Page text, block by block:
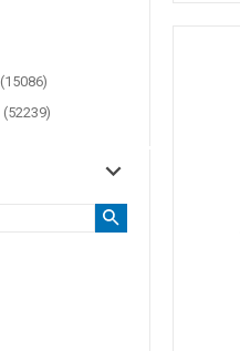
(15086)
(52239)